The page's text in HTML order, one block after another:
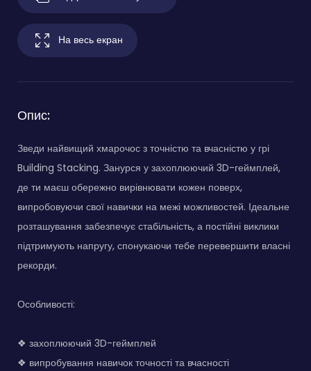
На весь екран
Опис:
Зведи найвищий хмарочос з точністю та вчасністю у грі
Building Stacking. Занурся у захоплюючий 3D-геймплей,
де ти маєш обережно вирівнювати кожен поверх,
випробовуючи свої навички на межі можливостей. Ідеальне
розташування забезпечує стабільність, а постійні виклики
підтримують напругу, спонукаючи тебе перевершити власні
рекорди.
Особливості:
❖ захоплюючий 3D-геймплей
❖ випробування навичок точності та вчасності